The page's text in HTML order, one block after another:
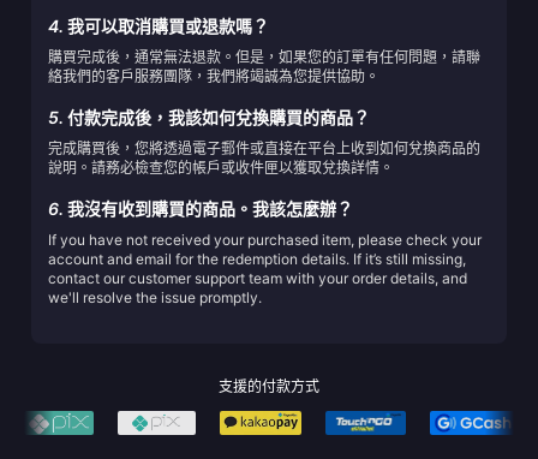
4. 我可以取消購買或退款嗎？
購買完成後，通常無法退款。但是，如果您的訂單有任何問題，請聯
絡我們的客戶服務團隊，我們將竭誠為您提供協助。
5. 付款完成後，我該如何兌換購買的商品？
完成購買後，您將透過電子郵件或直接在平台上收到如何兌換商品的
說明。請務必檢查您的帳戶或收件匣以獲取兌換詳情。
6. 我沒有收到購買的商品。我該怎麼辦？
If you have not received your purchased item, please check your
account and email for the redemption details. If it’s still missing,
contact our customer support team with your order details, and
we'll resolve the issue promptly.
支援的付款方式